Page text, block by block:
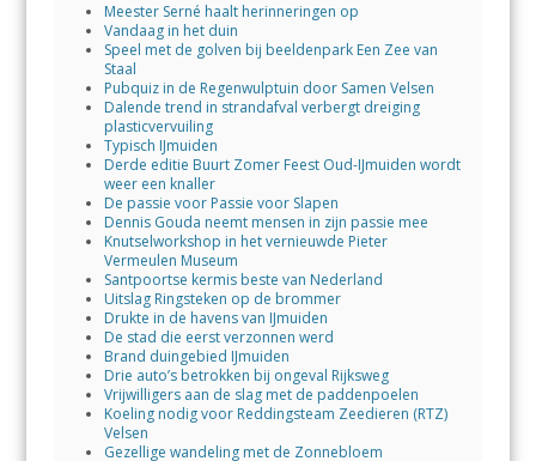
Meester Serné haalt herinneringen op
Vandaag in het duin
Speel met de golven bij beeldenpark Een Zee van
Staal
Pubquiz in de Regenwulptuin door Samen Velsen
Dalende trend in strandafval verbergt dreiging
plasticvervuiling
Typisch IJmuiden
Derde editie Buurt Zomer Feest Oud-IJmuiden wordt
weer een knaller
De passie voor Passie voor Slapen
Dennis Gouda neemt mensen in zijn passie mee
Knutselworkshop in het vernieuwde Pieter
Vermeulen Museum
Santpoortse kermis beste van Nederland
Uitslag Ringsteken op de brommer
Drukte in de havens van IJmuiden
De stad die eerst verzonnen werd
Brand duingebied IJmuiden
Drie auto’s betrokken bij ongeval Rijksweg
Vrijwilligers aan de slag met de paddenpoelen
Koeling nodig voor Reddingsteam Zeedieren (RTZ)
Velsen
Gezellige wandeling met de Zonnebloem